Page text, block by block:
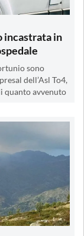
incastrata in
sono
dell’Asl To4,
quanto avvenuto